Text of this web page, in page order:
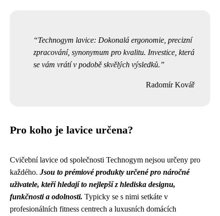
Technogym lavice: Dokonalá ergonomie, precizní
zpracování, synonymum pro kvalitu. Investice, která
se vám vrátí v podobě skvělých výsledků.
Radomír Kovář
Pro koho je lavice určena?
Cvičební lavice od společnosti Technogym nejsou určeny pro
každého. Jsou to prémiové produkty určené pro náročné
uživatele, kteří hledají to nejlepší z hlediska designu,
funkčnosti a odolnosti. Typicky se s nimi setkáte v
profesionálních fitness centrech a luxusních domácích